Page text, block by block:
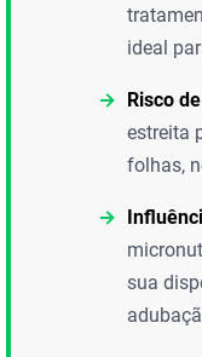
ideal
Risco
estreita
folhas,
sua